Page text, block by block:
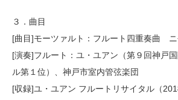
３．曲目
[曲目]モーツァルト：フルート四重奏曲
[演奏]フルート：ユ・ユアン（第９回神戸
ル第１位）、神戸市室内管弦楽団
[収録]ユ・ユアン フルートリサイタル（